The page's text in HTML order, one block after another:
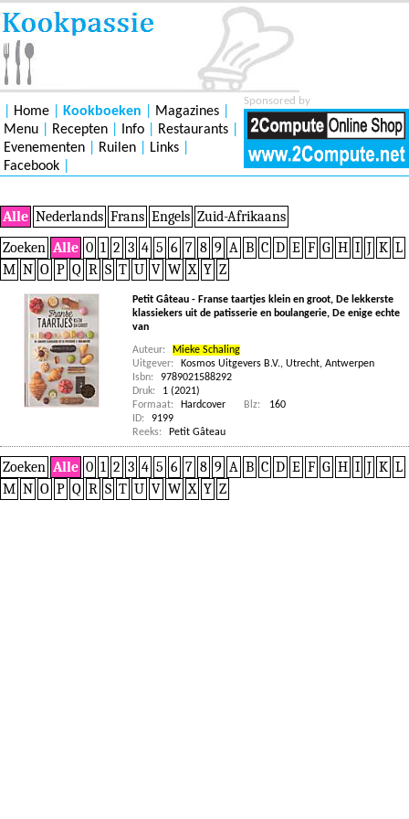
Sponsored by
Home Kookboeken Magazines
Menu
Recepten Info Restaurants
Evenementen
Ruilen Links
Facebook
Alle Nederlands Frans Engels Zuid-Afrikaans
Zoeken Alle 0 1 2 3 4 5 6 7 8 9 A B C D E F G H I J K L
M N O P Q R S T U V W X Y Z
Petit Gâteau - Franse taartjes klein en groot, De lekkerste
klassiekers uit de patisserie en boulangerie, De enige echte
van
Auteur:
Mieke Schaling
Uitgever:
Kosmos Uitgevers B.V., Utrecht, Antwerpen
Isbn:
9789021588292
Druk:
1 (2021)
Formaat:
Hardcover Blz:
160
ID:
9199
Reeks:
Petit Gâteau
Zoeken Alle 0 1 2 3 4 5 6 7 8 9 A B C D E F G H I J K L
M N O P Q R S T U V W X Y Z